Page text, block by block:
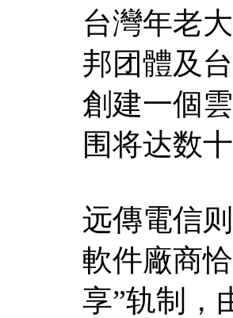
台灣年老大
邦团體及
創建一個
围将达数十
远傳電信
軟件廠商
享”轨制，